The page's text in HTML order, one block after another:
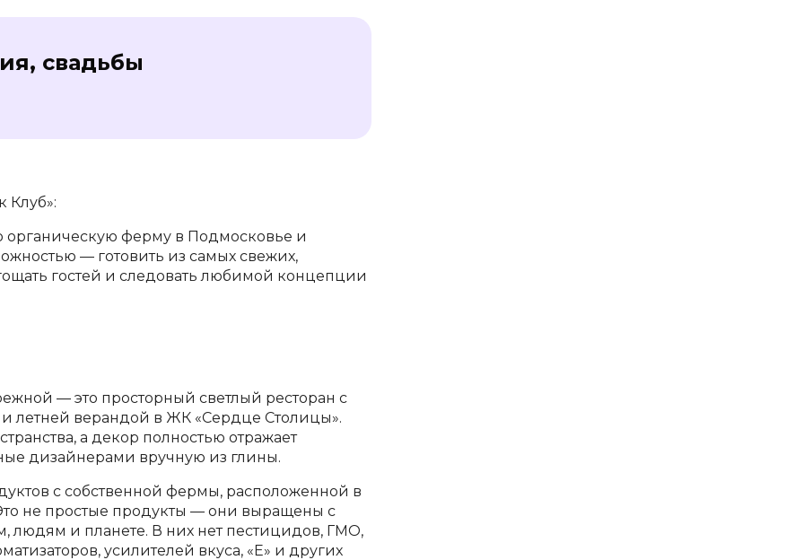
свадьбы
Клуб»:
органическую ферму в Подмосковье и
— готовить из самых свежих,
гостей и следовать любимой концепции
— это просторный светлый ресторан с
летней верандой в ЖК «Сердце Столицы».
а декор полностью отражает
дизайнерами вручную из глины.
с собственной фермы, расположенной в
не простые продукты — они выращены с
людям и планете. В них нет пестицидов, ГМО,
усилителей вкуса, «Е» и других